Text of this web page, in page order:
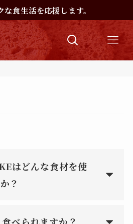
な食生活を応援します。
はどんな食材を使
？